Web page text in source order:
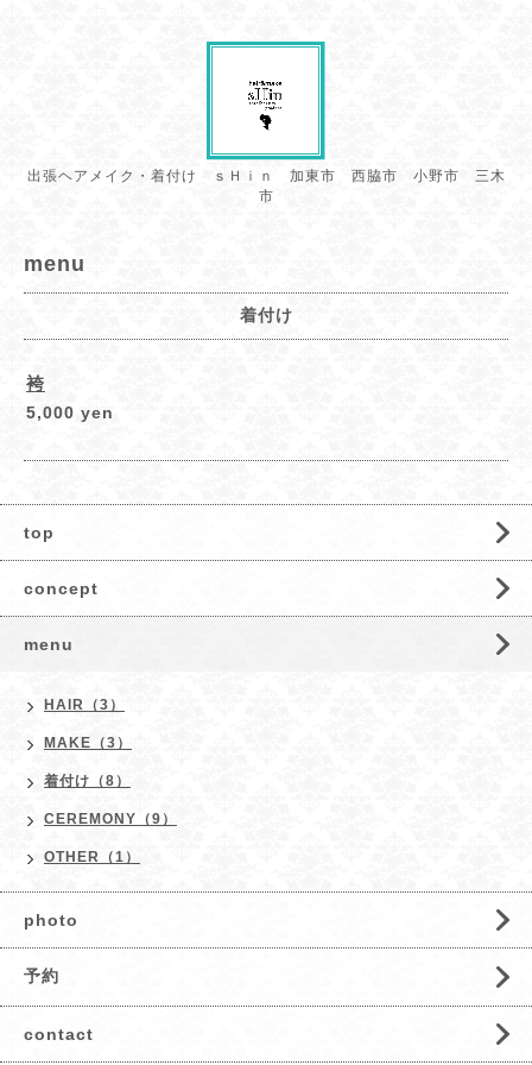
出張ヘアメイク・着付け ｓＨｉｎ 加東市 西脇市 小野市 三木
市
menu
着付け
袴
5,000 yen
top
concept
menu
HAIR（3）
MAKE（3）
着付け（8）
CEREMONY（9）
OTHER（1）
photo
予約
contact